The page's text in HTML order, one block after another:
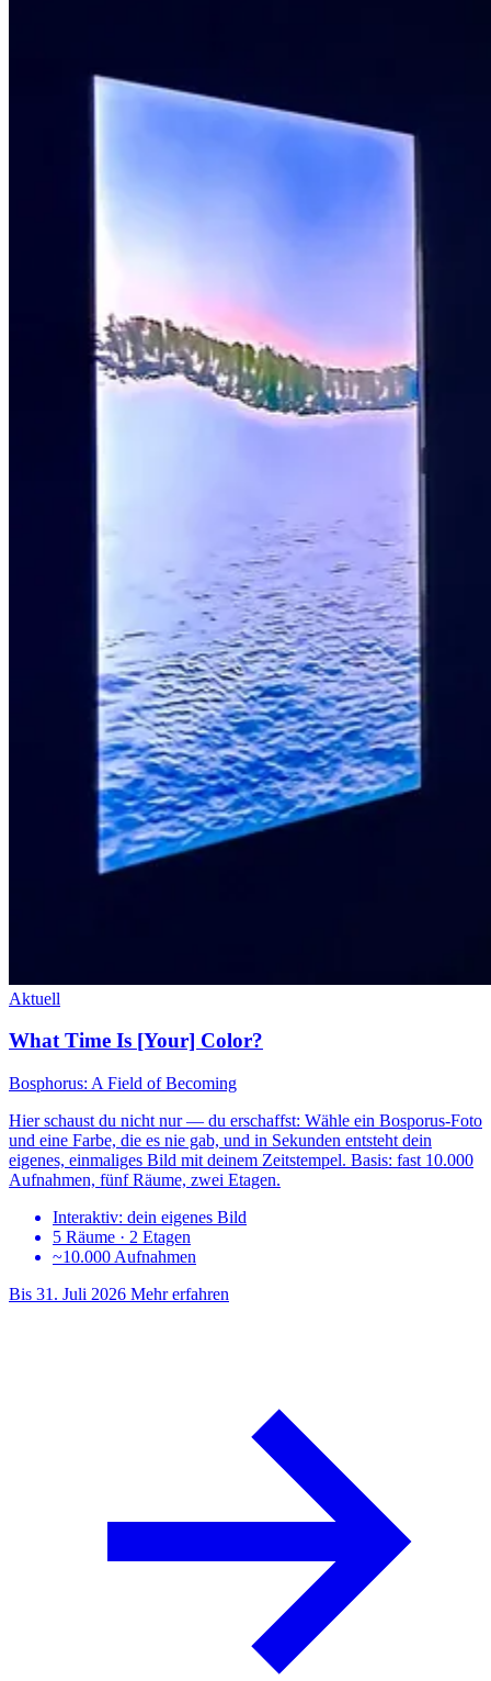
Aktuell
What Time Is [Your] Color?
Bosphorus: A Field of Becoming
Hier schaust du nicht nur — du erschaffst: Wähle ein Bosporus-Foto
und eine Farbe, die es nie gab, und in Sekunden entsteht dein
eigenes, einmaliges Bild mit deinem Zeitstempel. Basis: fast 10.000
Aufnahmen, fünf Räume, zwei Etagen.
Interaktiv: dein eigenes Bild
5 Räume · 2 Etagen
~10.000 Aufnahmen
Bis 31. Juli 2026 Mehr erfahren